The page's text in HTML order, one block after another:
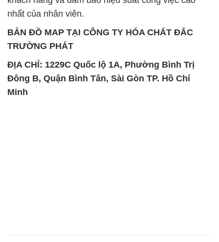
nhất của nhân viên.
BẢN ĐỒ MAP TẠI CÔNG TY HÓA CHẤT ĐẮC
TRƯỜNG PHÁT
ĐỊA CHỈ: 1229C Quốc lộ 1A, Phường Bình Trị
Đông B, Quận Bình Tân, Sài Gòn TP. Hồ Chí
Minh